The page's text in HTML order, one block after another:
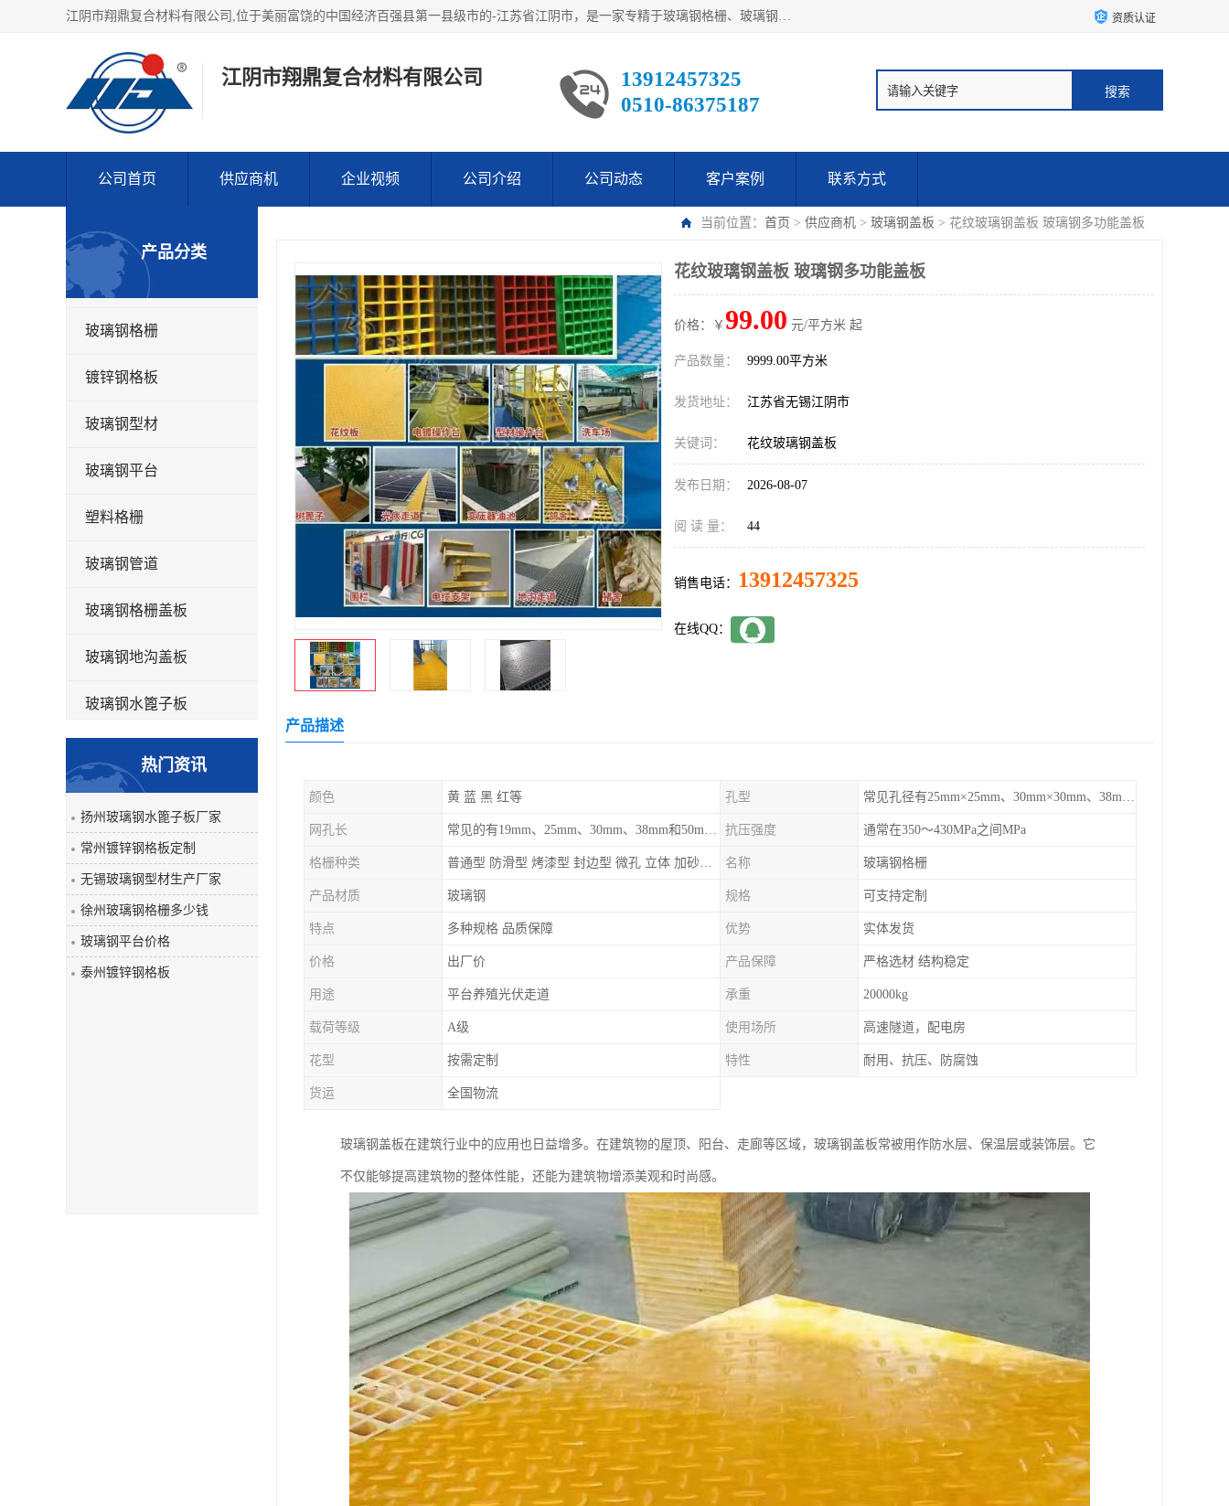
江阴市翔鼎复合材料有限公司,位于美丽富饶的中国经济百强县第一县级市的-江苏省江阴市，是一家专精于玻璃钢格栅、玻璃钢新材料,镀锌钢格板，机械设备生产制造及研发的科技型企业；公司产品已销往了世界多个国家和地区，公司人决心加倍努力愿与广大社会同仁精诚合作共创辉煌！ 资质认证
江阴市翔鼎复合材料有限公司
13912457325
0510-86375187
公司首页 供应商机 企业视频 公司介绍 公司动态 客户案例 联系方式
当前位置： 首页 > 供应商机 > 玻璃钢盖板 > 花纹玻璃钢盖板 玻璃钢多功能盖板
产品分类
玻璃钢格栅
镀锌钢格板
玻璃钢型材
玻璃钢平台
塑料格栅
玻璃钢管道
玻璃钢格栅盖板
玻璃钢地沟盖板
玻璃钢水篦子板
玻璃钢平板
玻璃钢盖板
热门资讯
扬州玻璃钢水篦子板厂家
常州镀锌钢格板定制
无锡玻璃钢型材生产厂家
徐州玻璃钢格栅多少钱
玻璃钢平台价格
泰州镀锌钢格板
花纹玻璃钢盖板 玻璃钢多功能盖板
价格：￥ 99.00 元/平方米 起
产品数量： 9999.00平方米
发货地址： 江苏省无锡江阴市
关键词： 花纹玻璃钢盖板
发布日期： 2026-08-07
阅 读 量： 44
销售电话： 13912457325
在线QQ：
产品描述
颜色 黄 蓝 黑 红等 孔型 常见孔径有25mm×25mm、30mm×30mm、38mm×38mm等,
网孔长 常见的有19mm、25mm、30mm、38mm和50mm等 抗压强度 通常在350～430MPa之间MPa
格栅种类 普通型 防滑型 ‌烤漆型 封边型 ‌微孔 立体 加砂覆面型 平面型 名称 玻璃钢格栅
产品材质 玻璃钢 规格 可支持定制
特点 多种规格 品质保障 优势 实体发货
价格 出厂价 产品保障 严格选材 结构稳定
用途 平台养殖光伏走道 承重 20000kg
载荷等级 A级 使用场所 高速隧道，配电房
花型 按需定制 特性 耐用、抗压、防腐蚀
货运 全国物流
玻璃钢盖板在建筑行业中的应用也日益增多。在建筑物的屋顶、阳台、走廊等区域，玻璃钢盖板常被用作防水层、保温层或装饰层。它
不仅能够提高建筑物的整体性能，还能为建筑物增添美观和时尚感。